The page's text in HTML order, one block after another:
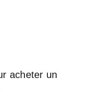
acheter un